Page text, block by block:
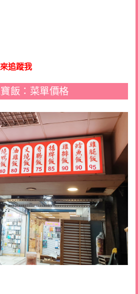
追蹤我
飯：菜單價格